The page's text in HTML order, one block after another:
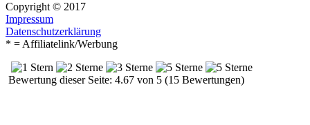
Copyright © 2017
Impressum
Datenschutzerklärung
* = Affiliatelink/Werbung
Bewertung dieser Seite: 4.67 von 5 (15 Bewertungen)